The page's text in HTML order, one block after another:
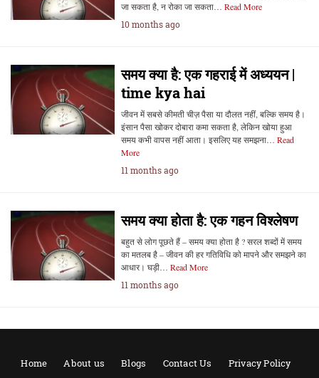
जा सकता है, न रोका जा सकता… Read More
10 months ago
समय क्या है: एक गहराई में अध्ययन |
time kya hai
जीवन में सबसे कीमती चीज़ पैसा या दौलत नहीं, बल्कि समय है।
इंसान पैसा खोकर दोबारा कमा सकता है, लेकिन खोया हुआ
समय कभी वापस नहीं आता। इसलिए यह समझना… Read
More
11 months ago
समय क्या होता है: एक गहन विश्लेषण
बहुत से लोग पूछते हैं – समय क्या होता है ? सरल शब्दों में समय
का मतलब है – जीवन की हर गतिविधि को मापने और समझने का
आधार। घड़ी… Read More
11 months ago
Home About us Blogs Contact Us
Privacy Policy